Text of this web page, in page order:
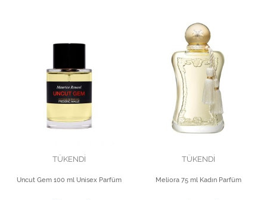
TÜKENDİ
Uncut Gem 100 ml Unisex Parfüm
TÜKENDİ
Meliora 75 ml Kadın Parfüm